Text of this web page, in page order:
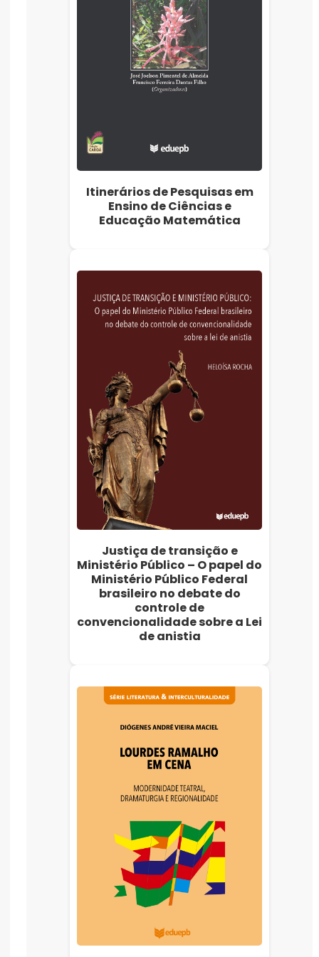
Itinerários de Pesquisas em
Ensino de Ciências e
Educação Matemática
Justiça de transição e
Ministério Público – O papel do
Ministério Público Federal
brasileiro no debate do
controle de
convencionalidade sobre a Lei
de anistia